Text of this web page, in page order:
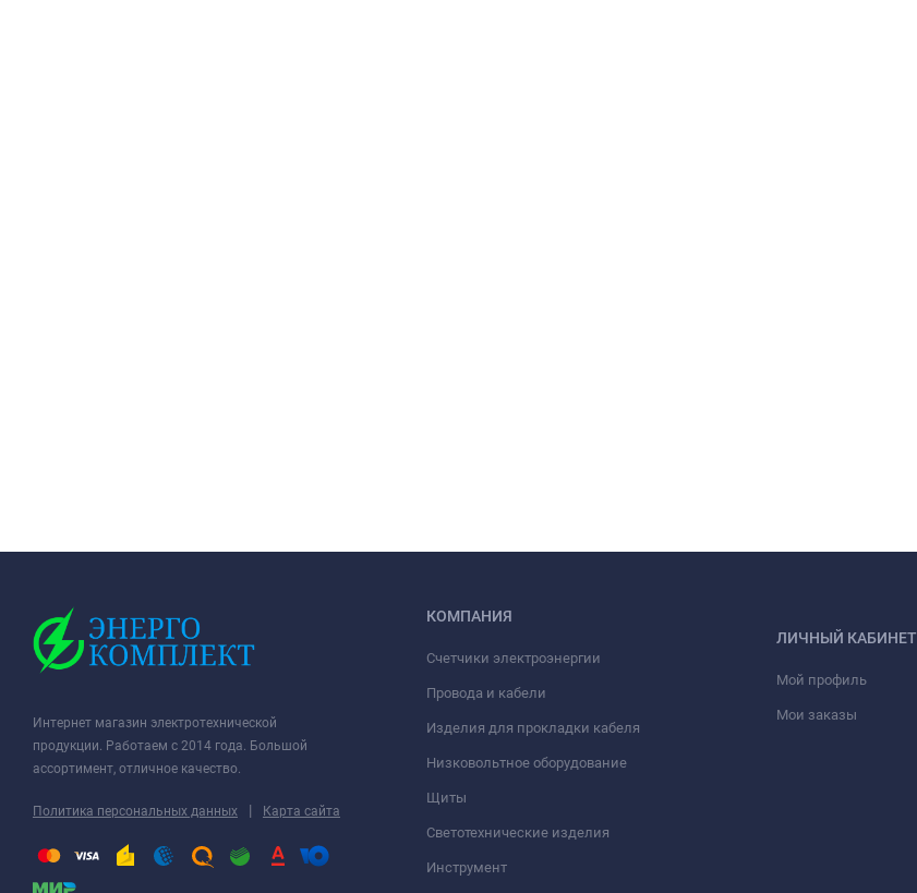
Интернет магазин электротехнической
продукции. Работаем с 2014 года. Большой
ассортимент, отличное качество.
Политика персональных данных | Карта сайта
КОМПАНИЯ
Счетчики электроэнергии
Провода и кабели
Изделия для прокладки кабеля
Низковольтное оборудование
Щиты
Светотехнические изделия
Инструмент
ЛИЧНЫЙ КАБИНЕТ
Мой профиль
Мои заказы